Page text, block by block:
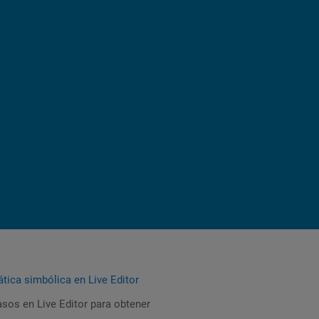
simbólica en Live Editor
en Live Editor para obtener